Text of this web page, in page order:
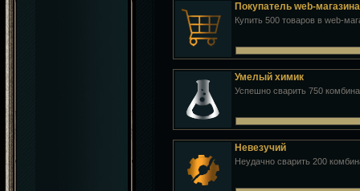
Покупатель web-магазина
Купить 500 товаров в web-
Умелый химик
Успешно сварить 750
Невезучий
Неудачно сварить 200